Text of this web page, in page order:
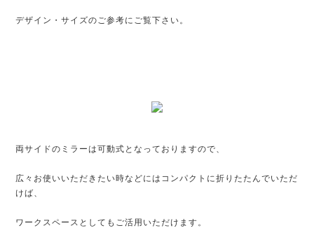
デザイン・サイズのご参考にご覧下さい。
両サイドのミラーは可動式となっておりますので、
広々お使いいただきたい時などにはコンパクトに折りたたんでいただ
けば、
ワークスペースとしてもご活用いただけます。